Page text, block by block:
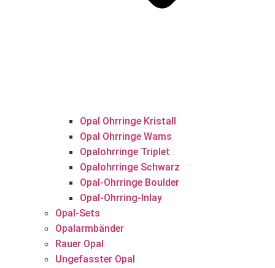
Opal Ohrringe Kristall
Opal Ohrringe Wams
Opalohrringe Triplet
Opalohrringe Schwarz
Opal-Ohrringe Boulder
Opal-Ohrring-Inlay
Opal-Sets
Opalarmbänder
Rauer Opal
Ungefasster Opal